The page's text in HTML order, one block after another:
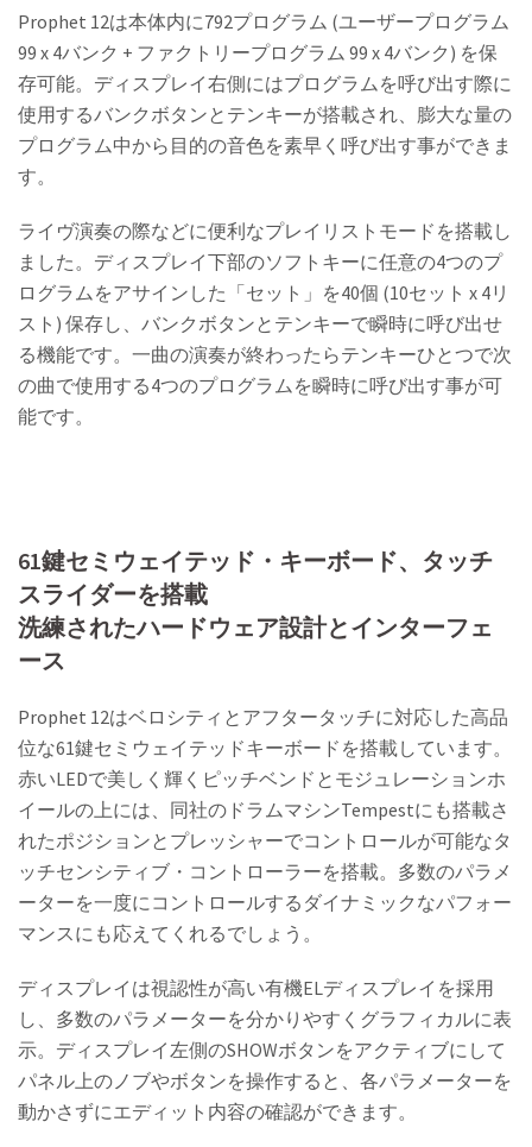
Prophet 12は本体内に792プログラム (ユーザープログラム
99 x 4バンク + ファクトリープログラム 99 x 4バンク) を保
存可能。ディスプレイ右側にはプログラムを呼び出す際に
使用するバンクボタンとテンキーが搭載され、膨大な量の
プログラム中から目的の音色を素早く呼び出す事ができま
す。
ライヴ演奏の際などに便利なプレイリストモードを搭載し
ました。ディスプレイ下部のソフトキーに任意の4つのプ
ログラムをアサインした「セット」を40個 (10セット x 4リ
スト) 保存し、バンクボタンとテンキーで瞬時に呼び出せ
る機能です。一曲の演奏が終わったらテンキーひとつで次
の曲で使用する4つのプログラムを瞬時に呼び出す事が可
能です。
61鍵セミウェイテッド・キーボード、タッチ
スライダーを搭載
洗練されたハードウェア設計とインターフェ
ース
Prophet 12はベロシティとアフタータッチに対応した高品
位な61鍵セミウェイテッドキーボードを搭載しています。
赤いLEDで美しく輝くピッチベンドとモジュレーションホ
イールの上には、同社のドラムマシンTempestにも搭載さ
れたポジションとプレッシャーでコントロールが可能なタ
ッチセンシティブ・コントローラーを搭載。多数のパラメ
ーターを一度にコントロールするダイナミックなパフォー
マンスにも応えてくれるでしょう。
ディスプレイは視認性が高い有機ELディスプレイを採用
し、多数のパラメーターを分かりやすくグラフィカルに表
示。ディスプレイ左側のSHOWボタンをアクティブにして
パネル上のノブやボタンを操作すると、各パラメーターを
動かさずにエディット内容の確認ができます。